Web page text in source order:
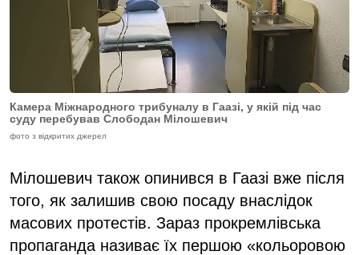
Камера Міжнародного трибуналу в Гаазі, у якій під час
суду перебував Слободан Мілошевич
фото з відкритих джерел
Мілошевич також опинився в Гаазі вже після
того, як залишив свою посаду внаслідок
масових протестів. Зараз прокремлівська
пропаганда називає їх першою «кольоровою